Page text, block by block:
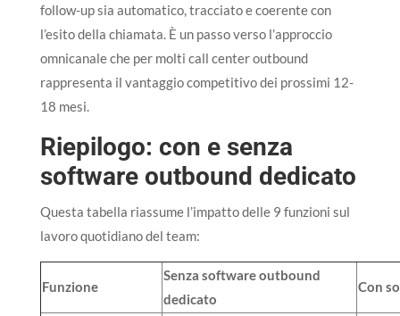
follow-up sia automatico, tracciato e coerente con
l’esito della chiamata. È un passo verso l’approccio
omnicanale che per molti call center outbound
rappresenta il vantaggio competitivo dei prossimi 12-
18 mesi.
Riepilogo: con e senza
software outbound dedicato
Questa tabella riassume l’impatto delle 9 funzioni sul
lavoro quotidiano del team:
Funzione
Senza software outbound
dedicato
Con